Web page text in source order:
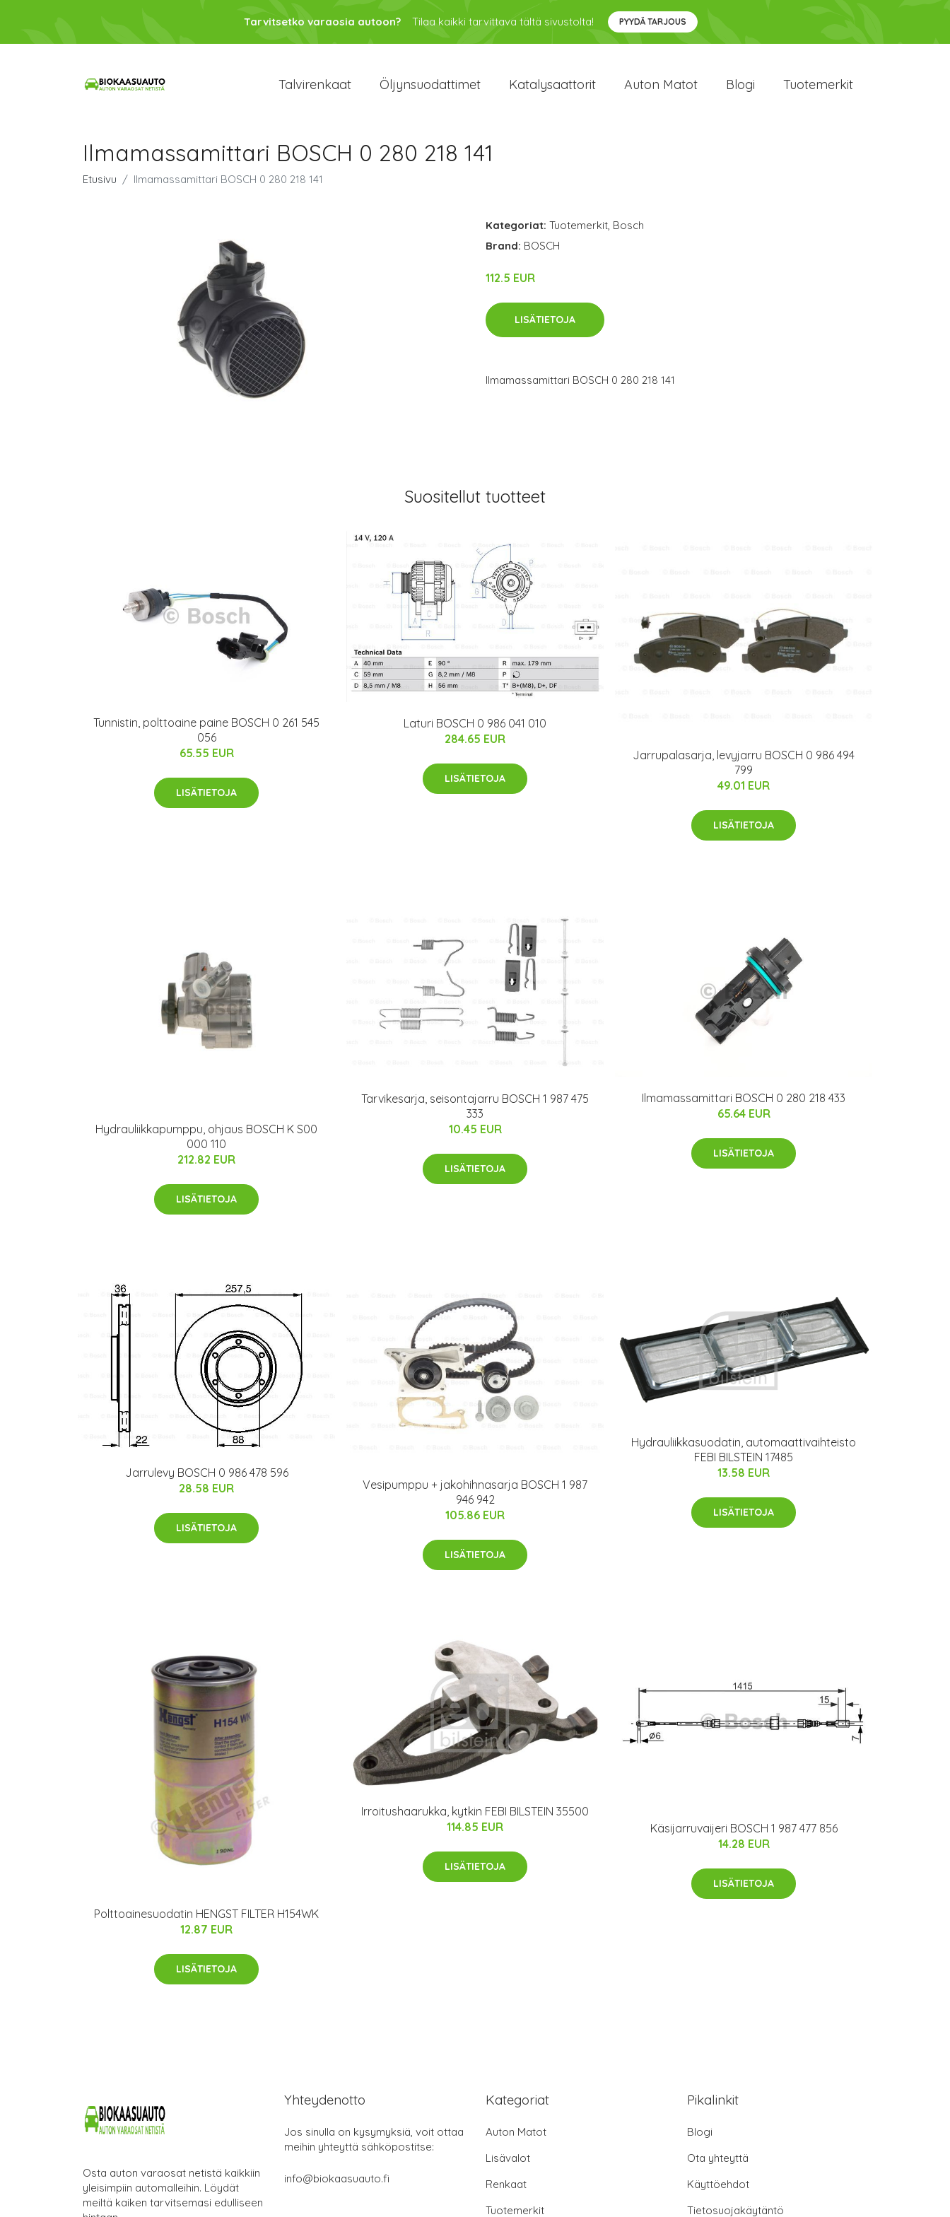
Tarvitsetko varaosia autoon? Tilaa kaikki tarvittava tältä sivustolta! PYYDÄ TARJOUS
Talvirenkaat Öljynsuodattimet Katalysaattorit Auton Matot Blogi Tuotemerkit
Ilmamassamittari BOSCH 0 280 218 141
Etusivu Ilmamassamittari BOSCH 0 280 218 141
Kategoriat: Tuotemerkit, Bosch
Brand: BOSCH
112.5 EUR
LISÄTIETOJA
Ilmamassamittari BOSCH 0 280 218 141
Suositellut tuotteet
Tunnistin, polttoaine paine BOSCH 0 261 545
056
65.55 EUR
LISÄTIETOJA
Laturi BOSCH 0 986 041 010
284.65 EUR
LISÄTIETOJA
Jarrupalasarja, levyjarru BOSCH 0 986 494
799
49.01 EUR
LISÄTIETOJA
Hydrauliikkapumppu, ohjaus BOSCH K S00
000 110
212.82 EUR
LISÄTIETOJA
Tarvikesarja, seisontajarru BOSCH 1 987 475
333
10.45 EUR
LISÄTIETOJA
Ilmamassamittari BOSCH 0 280 218 433
65.64 EUR
LISÄTIETOJA
Jarrulevy BOSCH 0 986 478 596
28.58 EUR
LISÄTIETOJA
Vesipumppu + jakohihnasarja BOSCH 1 987
946 942
105.86 EUR
LISÄTIETOJA
Hydrauliikkasuodatin, automaattivaihteisto
FEBI BILSTEIN 17485
13.58 EUR
LISÄTIETOJA
Polttoainesuodatin HENGST FILTER H154WK
12.87 EUR
LISÄTIETOJA
Irroitushaarukka, kytkin FEBI BILSTEIN 35500
114.85 EUR
LISÄTIETOJA
Käsijarruvaijeri BOSCH 1 987 477 856
14.28 EUR
LISÄTIETOJA
Osta auton varaosat netistä kaikkiin
yleisimpiin automalleihin. Löydät
meiltä kaiken tarvitsemasi edulliseen
Yhteydenotto
Jos sinulla on kysymyksiä, voit ottaa
meihin yhteyttä sähköpostitse:
info@biokaasuauto.fi
Kategoriat
Auton Matot
Lisävalot
Renkaat
Tuotemerkit
Pikalinkit
Blogi
Ota yhteyttä
Käyttöehdot
Tietosuojakäytäntö